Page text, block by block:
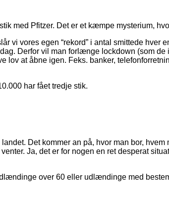
med Pfitzer. Det er et kæmpe mysterium,
vores egen “rekord” i antal smittede hver
Derfor vil man forlænge lockdown (som
at åbne igen. Feks. banker,
har fået tredje stik.
Det kommer an på, hvor man bor, hvem
Ja, det er for nogen en ret desperat
over 60 eller udlændinge med